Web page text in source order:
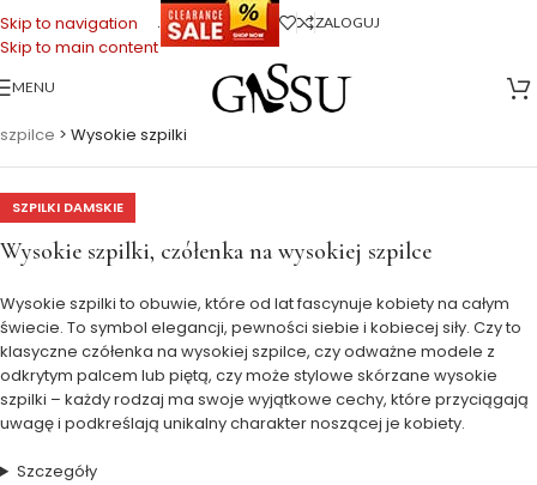
Skip to navigation
Skip to main content
. ZALOGUJ
MENU
Buty Damskie> Czółenka i szpilki
szpilce > Wysokie szpilki
SZPILKI DAMSKIE
Wysokie szpilki, czółenka na wysokiej szpilce
Wysokie szpilki to obuwie, które od lat fascynuje kobiety na całym
świecie. To symbol elegancji, pewności siebie i kobiecej siły. Czy to
klasyczne czółenka na wysokiej szpilce, czy odważne modele z
odkrytym palcem lub piętą, czy może stylowe skórzane wysokie
szpilki – każdy rodzaj ma swoje wyjątkowe cechy, które przyciągają
uwagę i podkreślają unikalny charakter noszącej je kobiety.
Szczegóły